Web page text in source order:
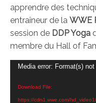
apprendre des
entraîneur de la WWE
session de DDP Yoga
membre du Hall of
Video
Media error: Format(s)
Download File:
https://cdn1.wwe.com/